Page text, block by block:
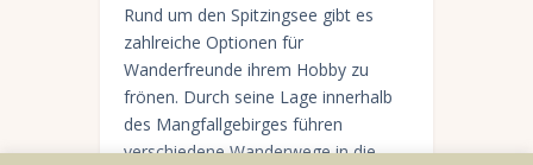
Rund um den Spitzingsee gibt es
zahlreiche Optionen für
Wanderfreunde ihrem Hobby zu
frönen. Durch seine Lage innerhalb
des Mangfallgebirges führen
verschiedene Wanderwege in die